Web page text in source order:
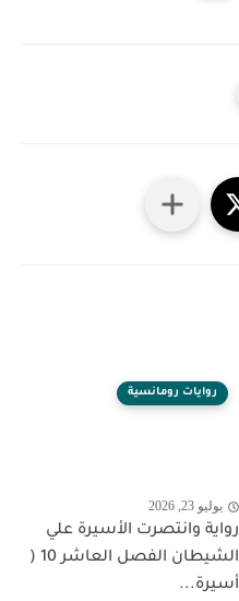
روايات رومانسية
يوليو 23, 2026
رواية وانتصرت الأسيرة علي
الشيطان الفصل العاشر 10 (
أسيرة...